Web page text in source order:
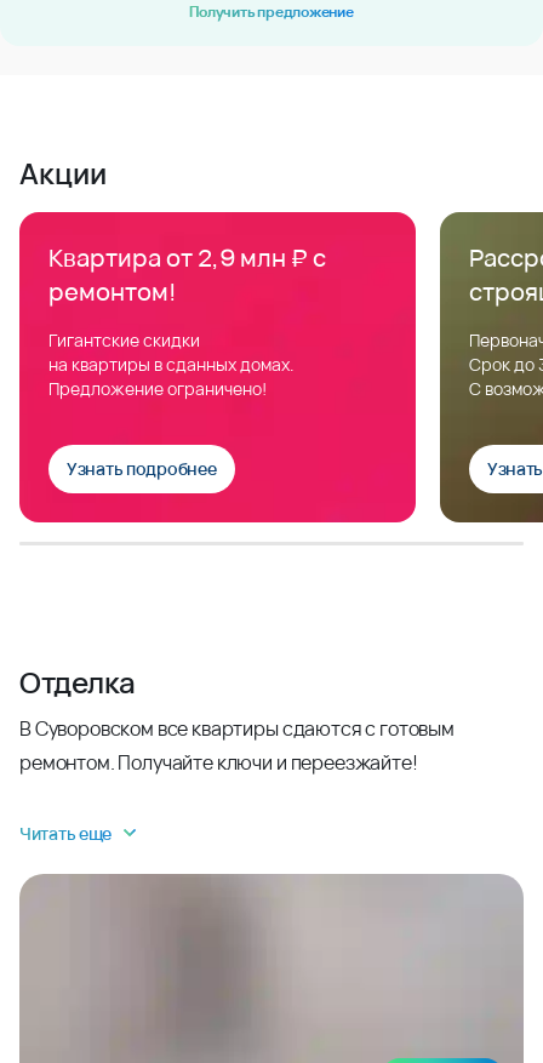
Получить предложение
Акции
Квартира от 2,9 млн ₽ с
ремонтом!
Гигантские скидки
на квартиры в сданных домах.
Предложение ограничено!
Узнать подробнее
Срок до
С
Отделка
В Суворовском все квартиры сдаются с готовым
ремонтом. Получайте ключи и переезжайте!
Читать еще